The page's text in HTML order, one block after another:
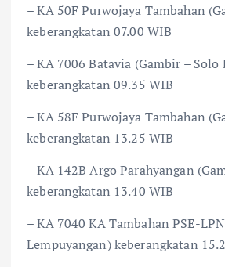
– KA 50F Purwojaya Tambahan
keberangkatan 07.00 WIB
– KA 7006 Batavia (Gambir – Solo
keberangkatan 09.35 WIB
– KA 58F Purwojaya Tambahan
keberangkatan 13.25 WIB
– KA 142B Argo Parahyangan
keberangkatan 13.40 WIB
– KA 7040 KA Tambahan PSE-
Lempuyangan) keberangkatan